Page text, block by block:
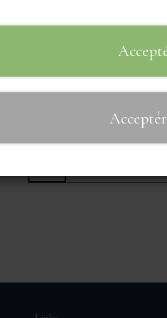
25,00 kr.
Marcipanbund med et